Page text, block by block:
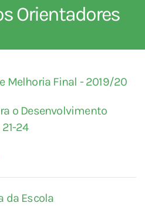
Orientadores
Melhoria Final - 2019/20
o Desenvolvimento
24
da Escola